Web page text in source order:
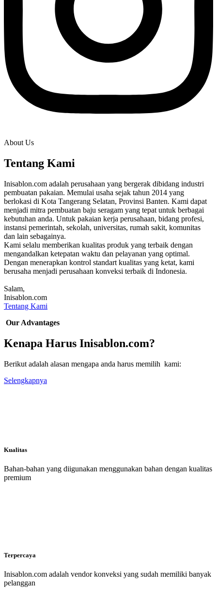
About Us
Tentang Kami
Inisablon.com adalah perusahaan yang bergerak dibidang industri
pembuatan pakaian. Memulai usaha sejak tahun 2014 yang
berlokasi di Kota Tangerang Selatan, Provinsi Banten. Kami dapat
menjadi mitra pembuatan baju seragam yang tepat untuk berbagai
kebutuhan anda. Untuk pakaian kerja perusahaan, bidang profesi,
instansi pemerintah, sekolah, universitas, rumah sakit, komunitas
dan lain sebagainya.
Kami selalu memberikan kualitas produk yang terbaik dengan
mengandalkan ketepatan waktu dan pelayanan yang optimal.
Dengan menerapkan kontrol standart kualitas yang ketat, kami
berusaha menjadi perusahaan konveksi terbaik di Indonesia.
Salam,
Inisablon.com
Tentang Kami
Our Advantages
Kenapa Harus Inisablon.com?
Berikut adalah alasan mengapa anda harus memilih kami:
Selengkapnya
Kualitas
Bahan-bahan yang diigunakan menggunakan bahan dengan kualitas
premium
Terpercaya
Inisablon.com adalah vendor konveksi yang sudah memiliki banyak
pelanggan